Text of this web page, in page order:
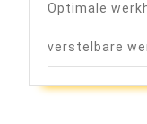
Optimale
verstelbare